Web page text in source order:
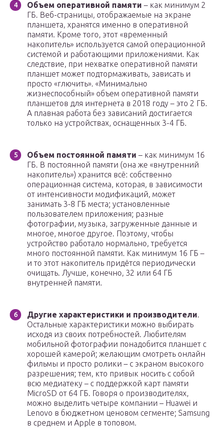
Объем оперативной памяти – как минимум 2
ГБ. Веб-страницы, отображаемые на экране
планшета, хранятся именно в оперативной
памяти. Кроме того, этот «временный
накопитель» используется самой операционной
системой и работающими приложениями. Как
следствие, при нехватке оперативной памяти
планшет может подтормаживать, зависать и
просто «глючить». «Минимально
жизнеспособный» объем оперативной памяти
планшетов для интернета в 2018 году – это 2 ГБ.
А плавная работа без зависаний достигается
только на устройствах, оснащенных 3-4 ГБ.
Объем постоянной памяти – как минимум 16
ГБ. В постоянной памяти (она же «внутренний
накопитель») хранится всё: собственно
операционная система, которая, в зависимости
от интенсивности модификаций, может
занимать 3-8 ГБ места; установленные
пользователем приложения; разные
фотографии, музыка, загруженные данные и
многое, многое другое. Поэтому, чтобы
устройство работало нормально, требуется
много постоянной памяти. Как минимум 16 ГБ –
и то этот накопитель придётся периодически
очищать. Лучше, конечно, 32 или 64 ГБ
внутренней памяти.
Другие характеристики и производители.
Остальные характеристики можно выбирать
исходя из своих потребностей. Любителям
мобильной фотографии понадобится планшет с
хорошей камерой; желающим смотреть онлайн
фильмы и просто ролики – с экраном высокого
разрешения; тем, кто привык носить с собой
всю медиатеку – с поддержкой карт памяти
MicroSD от 64 ГБ. Говоря о производителях,
можно выделить четыре компании – Huawei и
Lenovo в бюджетном ценовом сегменте; Samsung
в среднем и Apple в топовом.